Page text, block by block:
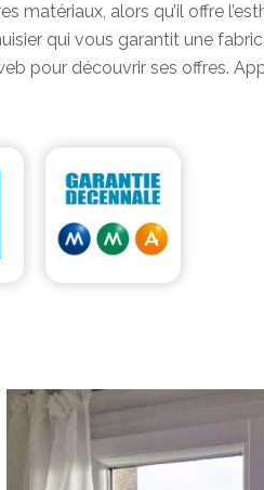
alors qu’il offre
qui vous garantit une
pour découvrir ses offres.